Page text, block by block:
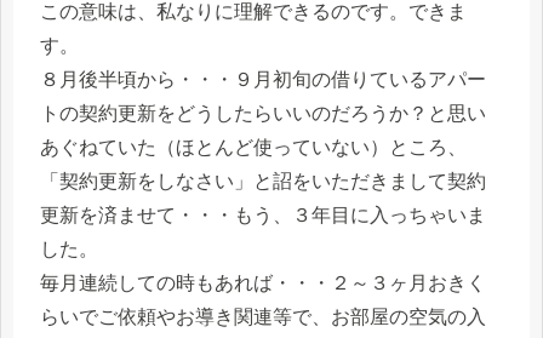
この意味は、私なりに理解できるのです。できま
す。
８月後半頃から・・・９月初旬の借りているアパー
トの契約更新をどうしたらいいのだろうか？と思い
あぐねていた（ほとんど使っていない）ところ、
「契約更新をしなさい」と詔をいただきまして契約
更新を済ませて・・・もう、３年目に入っちゃいま
した。
毎月連続しての時もあれば・・・２～３ヶ月おきく
らいでご依頼やお導き関連等で、お部屋の空気の入